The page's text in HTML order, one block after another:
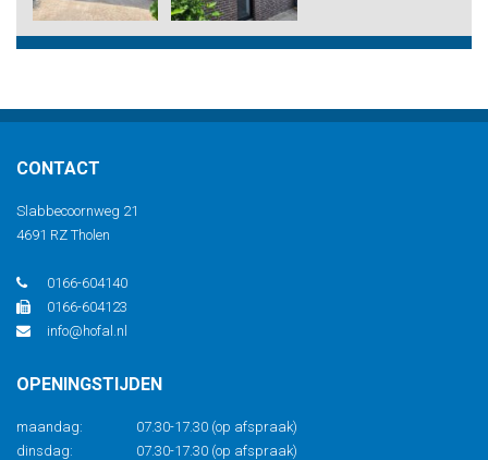
CONTACT
Slabbecoornweg 21
4691 RZ Tholen
0166-604140
0166-604123
info@hofal.nl
OPENINGSTIJDEN
maandag:
07.30-17.30 (op afspraak)
dinsdag:
07.30-17.30 (op afspraak)